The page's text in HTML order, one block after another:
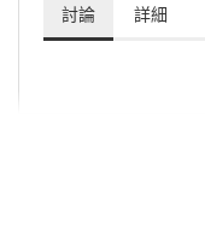
討論 詳細